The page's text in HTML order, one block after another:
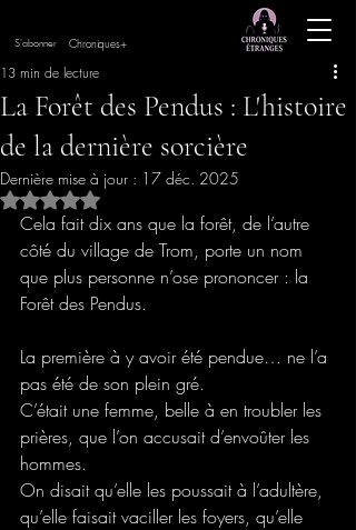
S'abonner Chroniques+
La Forêt des Pendus : L'histoire
de la dernière sorcière
13 min de lecture
Dernière mise à jour : 17 déc. 2025
Noté NaN étoiles sur 5.
Cela fait dix ans que la forêt, de l’autre
côté du village de Trom, porte un nom
que plus personne n’ose prononcer : la
Forêt des Pendus.
La première à y avoir été pendue… ne l’a
pas été de son plein gré.
C’était une femme, belle à en troubler les
prières, que l’on accusait d’envoûter les
hommes.
On disait qu’elle les poussait à l’adultère,
qu’elle faisait vaciller les foyers, qu’elle